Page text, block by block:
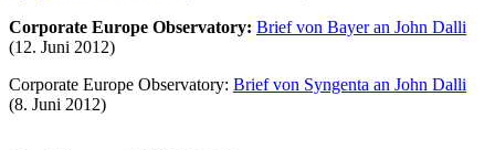
Corporate Europe Observatory: Brief von Bayer an John Dalli
(12. Juni 2012)
Corporate Europe Observatory: Brief von Syngenta an John Dalli
(8. Juni 2012)